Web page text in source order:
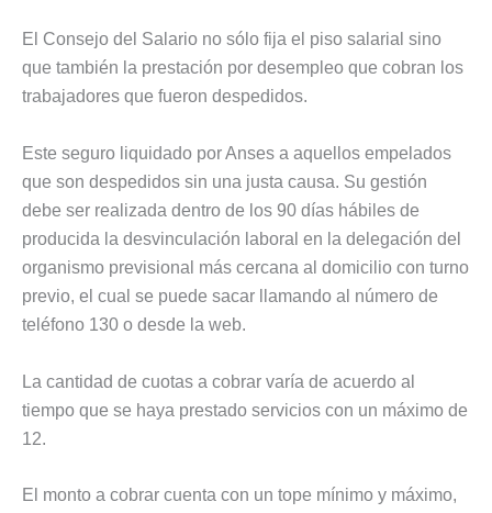
El Consejo del Salario no sólo fija el piso salarial sino
que también la prestación por desempleo que cobran los
trabajadores que fueron despedidos.
Este seguro liquidado por Anses a aquellos empelados
que son despedidos sin una justa causa. Su gestión
debe ser realizada dentro de los 90 días hábiles de
producida la desvinculación laboral en la delegación del
organismo previsional más cercana al domicilio con turno
previo, el cual se puede sacar llamando al número de
teléfono 130 o desde la web.
La cantidad de cuotas a cobrar varía de acuerdo al
tiempo que se haya prestado servicios con un máximo de
12.
El monto a cobrar cuenta con un tope mínimo y máximo,